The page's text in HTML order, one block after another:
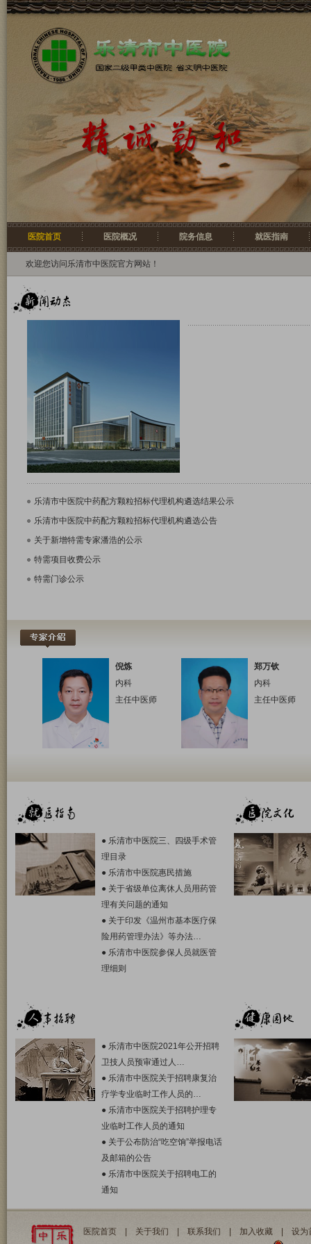
医院首页 医院概况 院务信息 就医指南
欢迎您访问乐清市中医院官方网站！
乐清市中医院中药配方颗粒招标代理机构遴​选结果公示
乐清市中医院中药配方颗粒招标代理机构遴选公告
关于新增特需专家潘浩的公示
特需项目收费公示
特需门诊公示
主任中医师
郑万钦
主任中医师
● 乐清市中医院三、四级手术管
理目录
● 乐清市中医院惠民措施
● 关于省级单位离休人员用药管
理有关问题的通知
● 关于印发《温州市基本医疗保
险用药管理办法》等办法…
● 乐清市中医院参保人员就医管
理细则
● 乐清市中医院2021年公开招聘
卫技人员预审通过人…
● 乐清市中医院关于招聘康复治
疗学专业临时工作人员的…
● 乐清市中医院关于招聘护理专
业临时工作人员的通知
● 关于公布防治“吃空饷”举报电话
及邮箱的公告
● 乐清市中医院关于招聘电工的
通知
医院首页 关于我们 联系我们 加入收藏 设为